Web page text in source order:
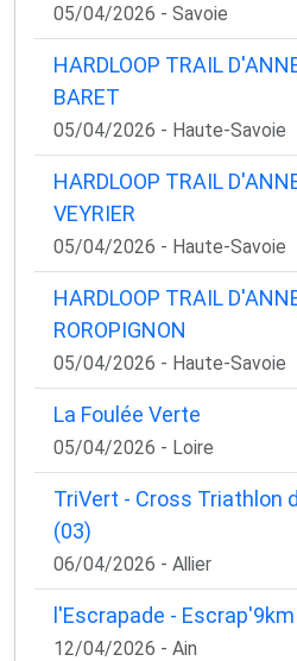
05/04/2026 - Savoie
HARDLOOP TRAIL
BARET
05/04/2026 - Haute-Savoie
HARDLOOP TRAIL
VEYRIER
05/04/2026 - Haute-Savoie
HARDLOOP TRAIL
ROROPIGNON
05/04/2026 - Haute-Savoie
La Foulée Verte
05/04/2026 - Loire
TriVert - Cross Triathlon
(03)
06/04/2026 - Allier
l'Escrapade - Escrap'9km
12/04/2026 - Ain